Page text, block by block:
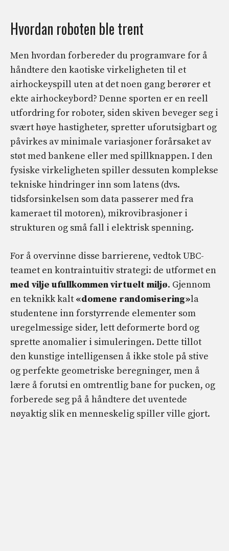
Hvordan roboten ble trent
Men hvordan forbereder du programvare for å
håndtere den kaotiske virkeligheten til et
airhockeyspill uten at det noen gang berører et
ekte airhockeybord? Denne sporten er en reell
utfordring for roboter, siden skiven beveger seg i
svært høye hastigheter, spretter uforutsigbart og
påvirkes av minimale variasjoner forårsaket av
støt med bankene eller med spillknappen. I den
fysiske virkeligheten spiller dessuten komplekse
tekniske hindringer inn som latens (dvs.
tidsforsinkelsen som data passerer med fra
kameraet til motoren), mikrovibrasjoner i
strukturen og små fall i elektrisk spenning.
For å overvinne disse barrierene, vedtok UBC-
teamet en kontraintuitiv strategi: de utformet en
med vilje ufullkommen virtuelt miljø. Gjennom
en teknikk kalt «domene randomisering»la
studentene inn forstyrrende elementer som
uregelmessige sider, lett deformerte bord og
sprette anomalier i simuleringen. Dette tillot
den kunstige intelligensen å ikke stole på stive
og perfekte geometriske beregninger, men å
lære å forutsi en omtrentlig bane for pucken, og
forberede seg på å håndtere det uventede
nøyaktig slik en menneskelig spiller ville gjort.